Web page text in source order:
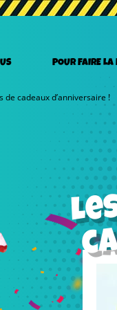
POUR FAIRE LA
de cadeaux d’anniversaire !